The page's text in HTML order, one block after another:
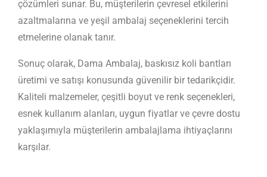
çözümleri sunar. Bu, müşterilerin çevresel etkilerini
azaltmalarına ve yeşil ambalaj seçeneklerini tercih
etmelerine olanak tanır.
Sonuç olarak, Dama Ambalaj, baskısız koli bantları
üretimi ve satışı konusunda güvenilir bir tedarikçidir.
Kaliteli malzemeler, çeşitli boyut ve renk seçenekleri,
esnek kullanım alanları, uygun fiyatlar ve çevre dostu
yaklaşımıyla müşterilerin ambalajlama ihtiyaçlarını
karşılar.